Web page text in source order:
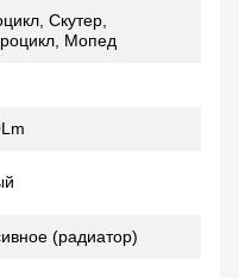
Скутер,
Мопед
(радиатор)